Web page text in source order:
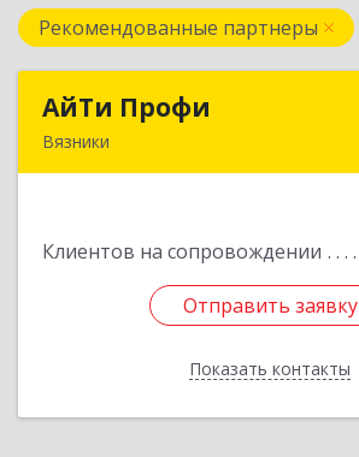
Рекомендованные партнеры
АйТи Профи
Вязники
Клиентов на сопровождении
Отправить заявку
Показать контакты
Отправить заявку
Назад